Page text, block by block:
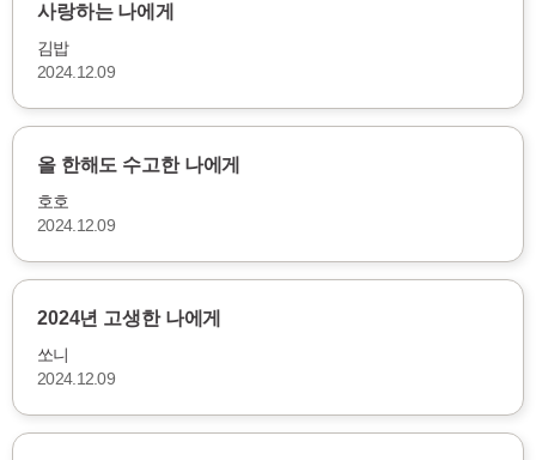
사랑하는 나에게
김밥
2024.12.09
올 한해도 수고한 나에게
호호
2024.12.09
2024년 고생한 나에게
쏘니
2024.12.09